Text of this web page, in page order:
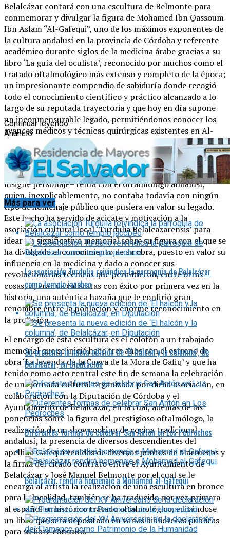
Belalcázar contará con una escultura de Belmonte para
conmemorar y divulgar la figura de Mohamed Ibn Qassoum
Ibn Aslam “Al-Gafequi”, uno de los máximos exponentes de
la cultura andalusí en la provincia de Córdoba y referente
académico durante siglos de la medicina árabe gracias a su
libro ‘La guía del oculista’, reconocido por muchos como el
tratado oftalmológico más extenso y completo de la época;
un impresionante compendio de sabiduría donde recogió
todo el conocimiento científico y práctico alcanzado a lo
largo de su reputada trayectoria y que hoy en día supone
un inconmensurable legado, permitiéndonos conocer los
avances médicos y técnicas quirúrgicas existentes en Al-
Ándalus en el siglo XII.
Se enmienda así una deuda histórica que la localidad de
Belalcázar –heredera de la Gafiq árabe que vio nacer a tan
insigne personaje– tenía con el oftalmólogo andalusí,
quien, inexplicablemente, no contaba todavía con ningún
tipo de homenaje público que pusiera en valor su legado.
Este hecho ha servido de acicate y motivación a la
asociación cultural local ‘Turdulia Belalcazarensis’ para
idear un significativo memorial sobre su figura con el que se
ha divulgado el conocimiento de su obra, puesto en valor su
influencia en la medicina y dado a conocer sus
revolucionarias técnicas que permitieron, entre otras
cosas, operar de cataratas con éxito por primera vez en la
historia, una auténtica hazaña que le confirió gran
renombre entre la población y enorme reconocimiento en
la profesión.
El encargo de esta escultura es el colofón a un trabajado
memorial que se inició hace tres años con el estreno de
obra ‘La leyenda de la Cueva de la Mora de Gafiq’ y que ha
tenido como acto central este fin de semana la celebración
de una jornada cultural organizada por dicha asociación, en
colaboración con la Diputación de Córdoba y el
Ayuntamiento de Belalcázar, en la cual, además de las
ponencias sobre la figura del prestigioso oftalmólogo, la
realización de un showcooking de cocina tradicional
andalusí, la presencia de diversos descendientes del
apellido Gafequi venidos de diversos puntos de Marruecos y
la firma del citado contrato entre el Ayuntamiento de
Belalcázar y José Manuel Belmonte por el cual se le
encarga al artista la realización de una escultura en bronce
para la localidad, también se ha traducido por vez primera
al español su histórico tratado oftalmológico, editándose
un libro que será depositado en varias bibliotecas públicas
para su libre consulta.
Continuar leyendo
Anuncio
Más para ver
La asociación Turdulia reivindica la parroquia de Belalcázar
como templo jacobeo
Se presenta la nueva edición de ‘El halcón y la columna’, de
Belalcázar, en Diputación
Diferentes formas de celebrar San Antón en Los Pedroches
Belalcázar rendirá homenaje a Mohamed al-Gafequi